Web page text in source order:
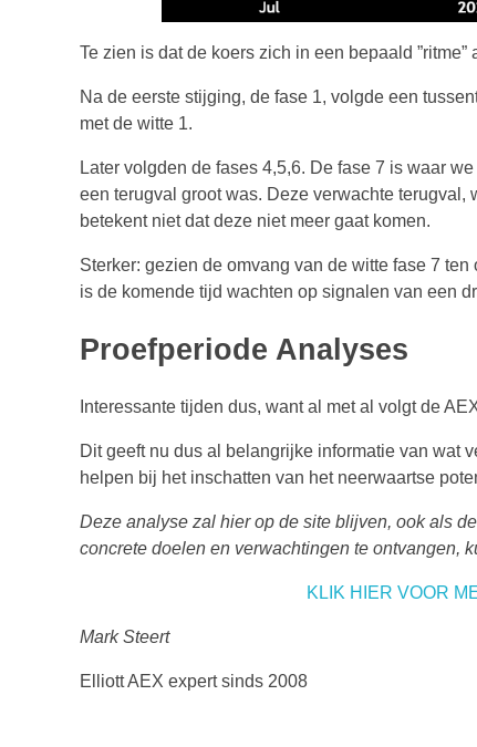
Te zien is dat de koers zich in een bepaald ”ritme”
Na de eerste stijging, de fase 1, volgde een
met de witte 1.
Later volgden de fases 4,5,6. De fase 7 is waar
een terugval groot was. Deze verwachte
betekent niet dat deze niet meer gaat komen.
Sterker: gezien de omvang van de witte fase 7
is de komende tijd wachten op signalen van een
Proefperiode Analyses
Interessante tijden dus, want al met al volgt de
Dit geeft nu dus al belangrijke informatie van wat
helpen bij het inschatten van het neerwaartse
Deze analyse zal hier op de site blijven, ook als
concrete doelen en verwachtingen te ontvangen,
KLIK HIER VOOR
Mark Steert
Elliott AEX expert sinds 2008